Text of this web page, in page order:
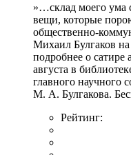
»…склад моего ума
вещи, которые
общественно-
Михаил Булгаков
подробнее о
августа в
главного научного
М. А. Булгакова.
Рейтинг: